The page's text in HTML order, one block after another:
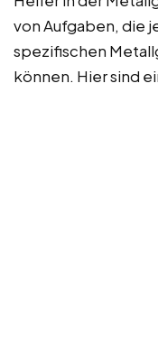
von Aufgaben, die
spezifischen
können. Hier sind